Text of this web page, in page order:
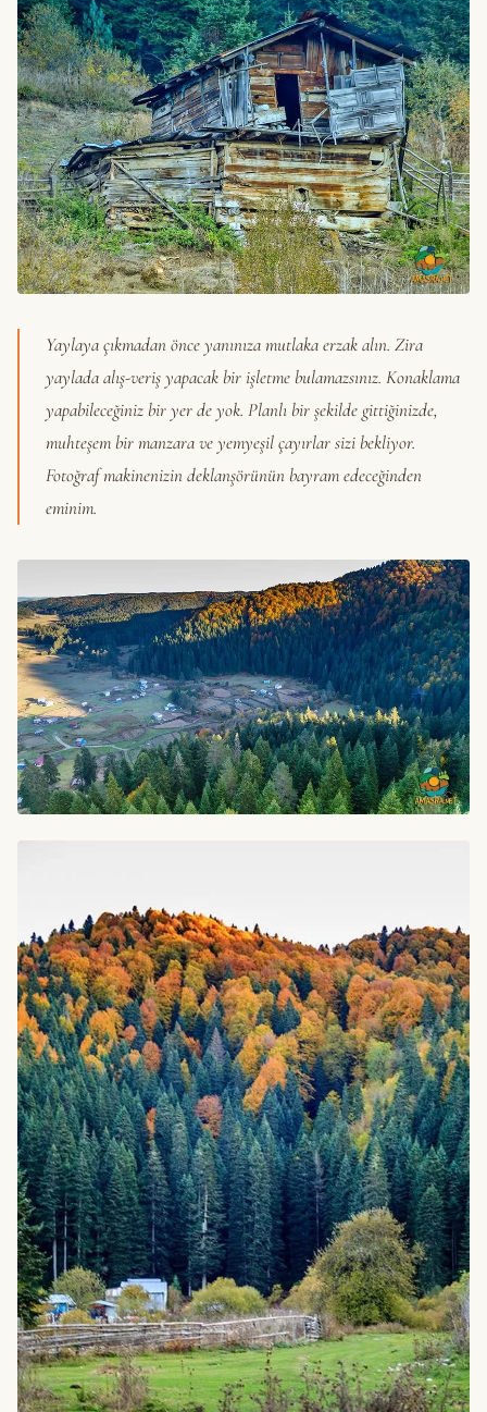
Yaylaya çıkmadan önce yanınıza mutlaka erzak alın. Zira
yaylada alış-veriş yapacak bir işletme bulamazsınız. Konaklama
yapabileceğiniz bir yer de yok. Planlı bir şekilde gittiğinizde,
muhteşem bir manzara ve yemyeşil çayırlar sizi bekliyor.
Fotoğraf makinenizin deklanşörünün bayram edeceğinden
eminim.